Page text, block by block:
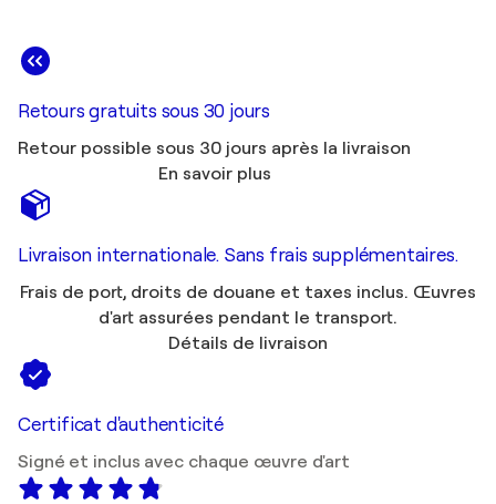
Retours gratuits sous 30 jours
Retour possible sous 30 jours après la livraison
En savoir plus
Livraison internationale. Sans frais supplémentaires.
Frais de port, droits de douane et taxes inclus. Œuvres
d'art assurées pendant le transport.
Détails de livraison
Certificat d'authenticité
Signé et inclus avec chaque œuvre d'art